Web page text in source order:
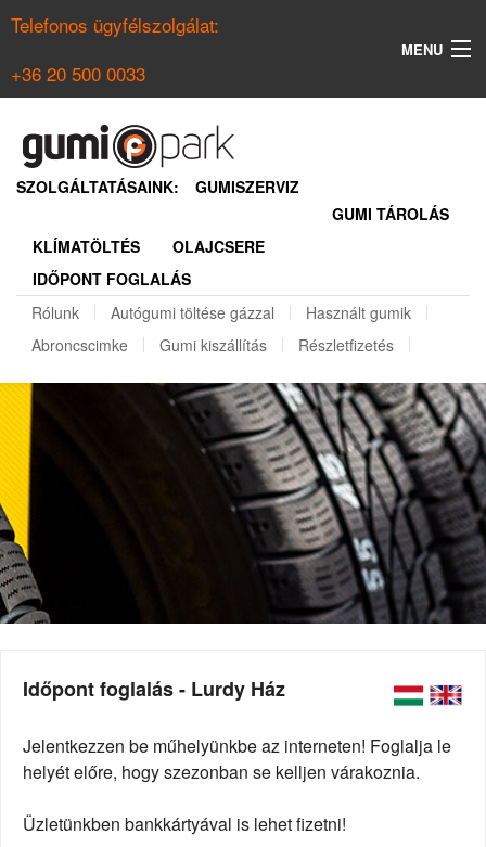
Telefonos ügyfélszolgálat:
+36 20 500 0033
MENU
NYÁRI GUMI KERESŐ
REGISZTRÁCIÓ
SZOLGÁLTATÁSAINK:
GUMISZERVIZ
GUMI TÁROLÁS
KLÍMATÖLTÉS
OLAJCSERE
IDŐPONT FOGLALÁS
Rólunk
Autógumi töltése gázzal
Használt gumik
Abroncscimke
Gumi kiszállítás Részletfizetés
Időpont foglalás - Lurdy Ház
Jelentkezzen be műhelyünkbe az interneten! Foglalja le
helyét előre, hogy szezonban se kelljen várakoznia.
Üzletünkben bankkártyával is lehet fizetni!